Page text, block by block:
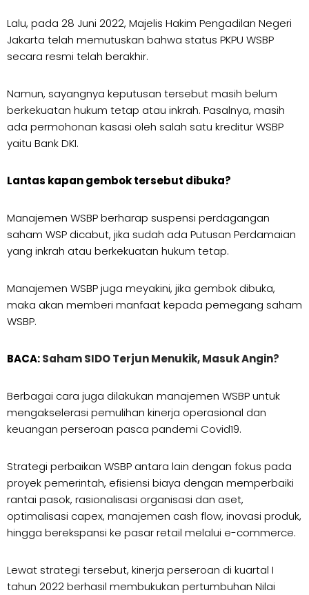
Lalu, pada 28 Juni 2022, Majelis Hakim Pengadilan Negeri
Jakarta telah memutuskan bahwa status PKPU WSBP
secara resmi telah berakhir.
Namun, sayangnya keputusan tersebut masih belum
berkekuatan hukum tetap atau inkrah. Pasalnya, masih
ada permohonan kasasi oleh salah satu kreditur WSBP
yaitu Bank DKI.
Lantas kapan gembok tersebut dibuka?
Manajemen WSBP berharap suspensi perdagangan
saham WSP dicabut, jika sudah ada Putusan Perdamaian
yang inkrah atau berkekuatan hukum tetap.
Manajemen WSBP juga meyakini, jika gembok dibuka,
maka akan memberi manfaat kepada pemegang saham
WSBP.
BACA:Saham SIDO Terjun Menukik, Masuk Angin?
Berbagai cara juga dilakukan manajemen WSBP untuk
mengakselerasi pemulihan kinerja operasional dan
keuangan perseroan pasca pandemi Covid19.
Strategi perbaikan WSBP antara lain dengan fokus pada
proyek pemerintah, efisiensi biaya dengan memperbaiki
rantai pasok, rasionalisasi organisasi dan aset,
optimalisasi capex, manajemen cash flow, inovasi produk,
hingga berekspansi ke pasar retail melalui e-commerce.
Lewat strategi tersebut, kinerja perseroan di kuartal I
tahun 2022 berhasil membukukan pertumbuhan Nilai